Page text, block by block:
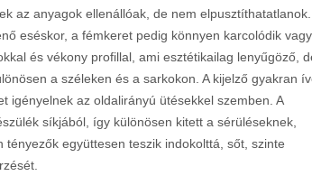
az anyagok ellenállóak, de nem
eséskor, a fémkeret pedig könnyen karcolódik vagy
és vékony profillal, ami esztétikailag lenyűgöző,
a széleken és a sarkokon. A kijelző gyakran
igényelnek az oldalirányú ütésekkel szemben. A
síkjából, így különösen kitett a sérüléseknek,
együttesen teszik indokolttá, sőt, szinte